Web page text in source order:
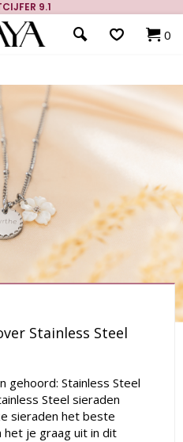
9.1
0
Stainless Steel
gehoord: Stainless Steel
Steel sieraden
sieraden het beste
het je graag uit in dit